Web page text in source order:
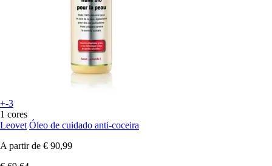
+-3
1 cores
Leovet Óleo de cuidado anti-coceira
A partir de € 90,99